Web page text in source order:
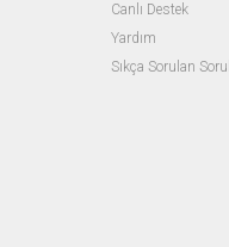
Canlı Destek
Yardım
Sıkça Sorulan